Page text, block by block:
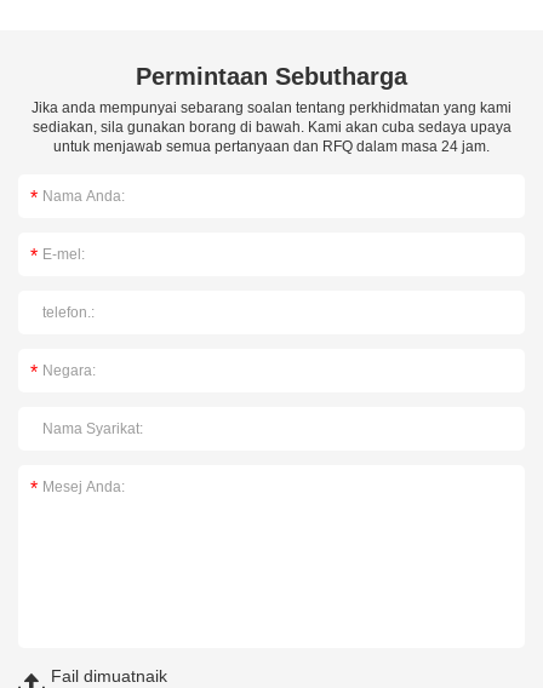
Permintaan Sebutharga
Jika anda mempunyai sebarang soalan tentang perkhidmatan yang kami
sediakan, sila gunakan borang di bawah. Kami akan cuba sedaya upaya
untuk menjawab semua pertanyaan dan RFQ dalam masa 24 jam.
Fail dimuatnaik